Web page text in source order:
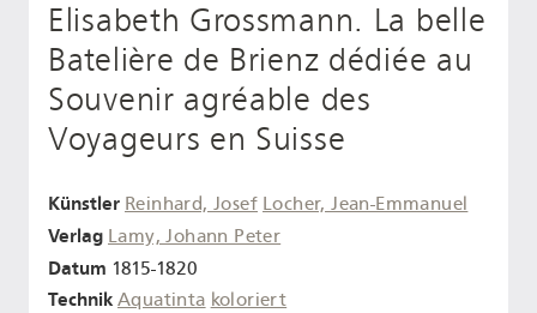
Elisabeth Grossmann. La belle
Batelière de Brienz dédiée au
Souvenir agréable des
Voyageurs en Suisse
Künstler Reinhard, Josef Locher, Jean-Emmanuel
Verlag Lamy, Johann Peter
Datum 1815-1820
Technik Aquatinta koloriert